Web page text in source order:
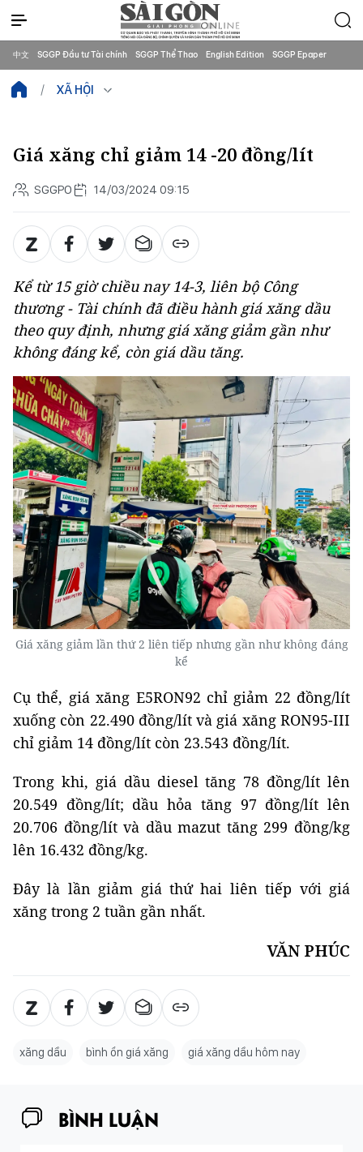
中文 SGGP Đầu tư Tài chính SGGP Thể Thao English Edition SGGP Epaper
XÃ HỘI
Giá xăng chỉ giảm 14 -20 đồng/lít
SGGPO 14/03/2024 09:15
Kể từ 15 giờ chiều nay 14-3, liên bộ Công
thương - Tài chính đã điều hành giá xăng dầu
theo quy định, nhưng giá xăng giảm gần như
không đáng kể, còn giá dầu tăng.
Giá xăng giảm lần thứ 2 liên tiếp nhưng gần như không đáng
kể
Cụ thể, giá xăng E5RON92 chỉ giảm 22 đồng/lít
xuống còn 22.490 đồng/lít và giá xăng RON95-III
chỉ giảm 14 đồng/lít còn 23.543 đồng/lít.
Trong khi, giá dầu diesel tăng 78 đồng/lít lên
20.549 đồng/lít; dầu hỏa tăng 97 đồng/lít lên
20.706 đồng/lít và dầu mazut tăng 299 đồng/kg
lên 16.432 đồng/kg.
Đây là lần giảm giá thứ hai liên tiếp với giá
xăng trong 2 tuần gần nhất.
VĂN PHÚC
xăng dầu bình ổn giá xăng giá xăng dầu hôm nay
BÌNH LUẬN